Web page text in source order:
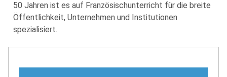
50 Jahren ist es auf Französischunterricht für die breite
Öffentlichkeit, Unternehmen und Institutionen
spezialisiert.